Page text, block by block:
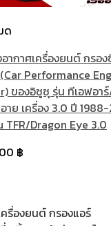
ด
ากาศเครื่องยนต์ กรอ
Performance
ของอิซูซุ รุ่น ทีเอฟอา
าย เครื่อง 3.0 ปี
TFR/Dragon Eye 3.0
฿
รื่องยนต์ กรองแอร์